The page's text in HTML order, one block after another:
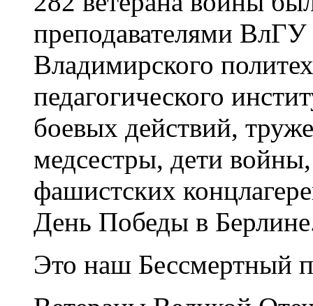
преподавателями ВлГУ
Владимирского
педагогического
боевых действий,
медсестры, дети
фашистских
День Победы в
Это наш Бессмертный